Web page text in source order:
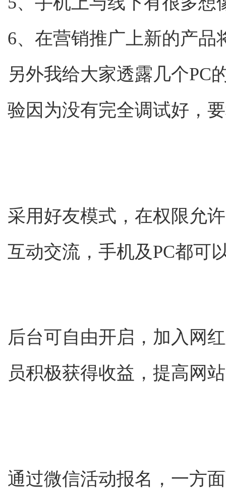
6、在营销推广上新的产品
另外我给大家透露几个PC
验因为没有完全调试好，
采用好友模式，在权限允
互动交流，手机及PC都可
后台可自由开启，加入网
员积极获得收益，提高网
通过微信活动报名，一方